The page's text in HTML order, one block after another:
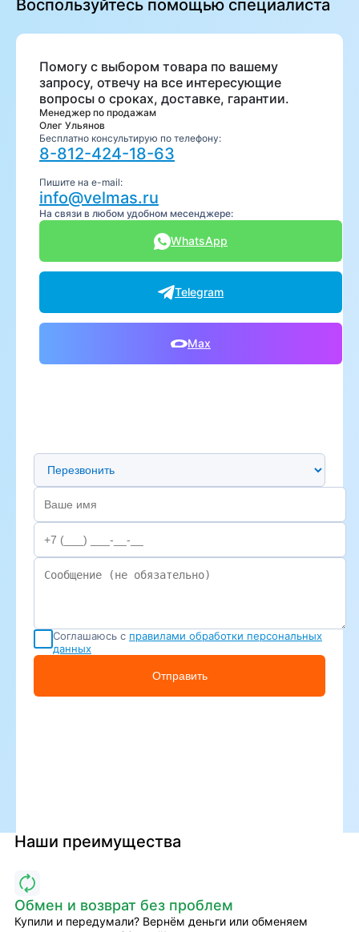
Воспользуйтесь помощью специалиста
Помогу с выбором товара по вашему
запросу, отвечу на все интересующие
вопросы о сроках, доставке, гарантии.
Менеджер по продажам
Олег Ульянов
Бесплатно консультирую по телефону:
8-812-424-18-63
Пишите на e-mail:
info@velmas.ru
На связи в любом удобном месенджере:
WhatsApp
Telegram
Max
Предпочтительный способ связи
Соглашаюсь с правилами обработки персональных
данных
Отправить
Наши преимущества
Обмен и возврат без проблем
Купили и передумали? Вернём деньги или обменяем